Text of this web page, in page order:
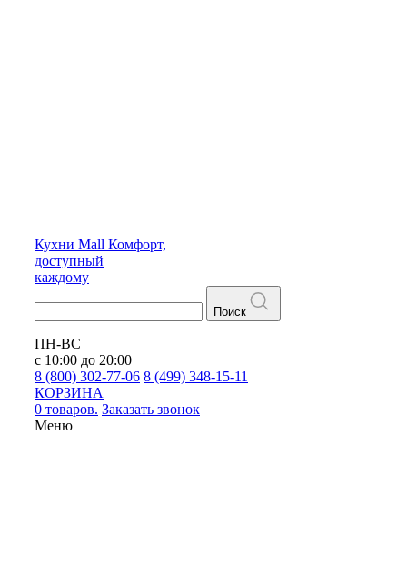
Кухни Mall Комфорт,
доступный
каждому
Поиск
ПН-ВС
с 10:00 до 20:00
8 (800) 302-77-06 8 (499) 348-15-11
КОРЗИНА
0 товаров. Заказать звонок
Меню